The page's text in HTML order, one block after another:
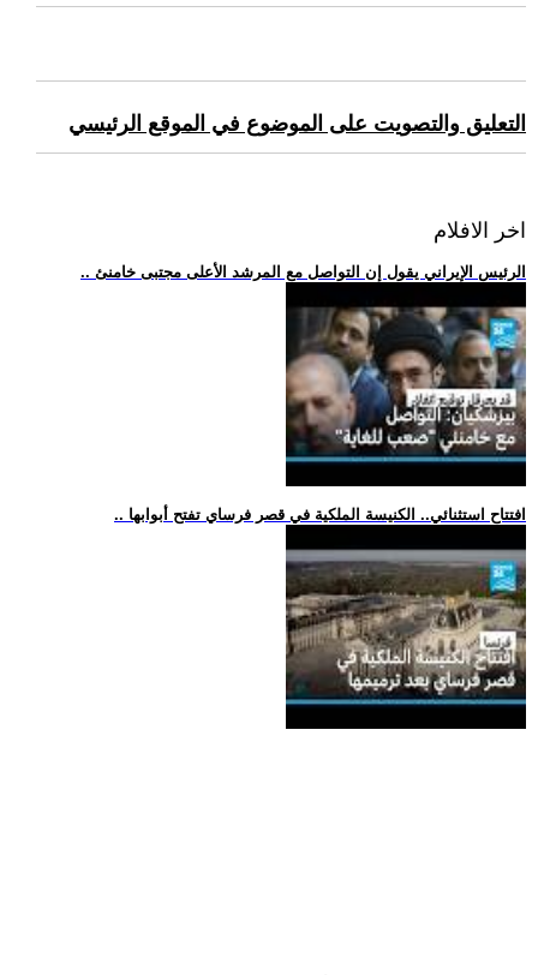
التعليق والتصويت على الموضوع في الموقع الرئيسي
اخر الافلام
.. الرئيس الإيراني يقول إن التواصل مع المرشد الأعلى مجتبى خامنئ
.. افتتاح استثنائي.. الكنيسة الملكية في قصر فرساي تفتح أبوابها